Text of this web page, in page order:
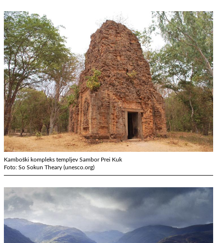
Kamboški kompleks templjev Sambor Prei Kuk
Foto: So Sokun Theary (unesco.org)